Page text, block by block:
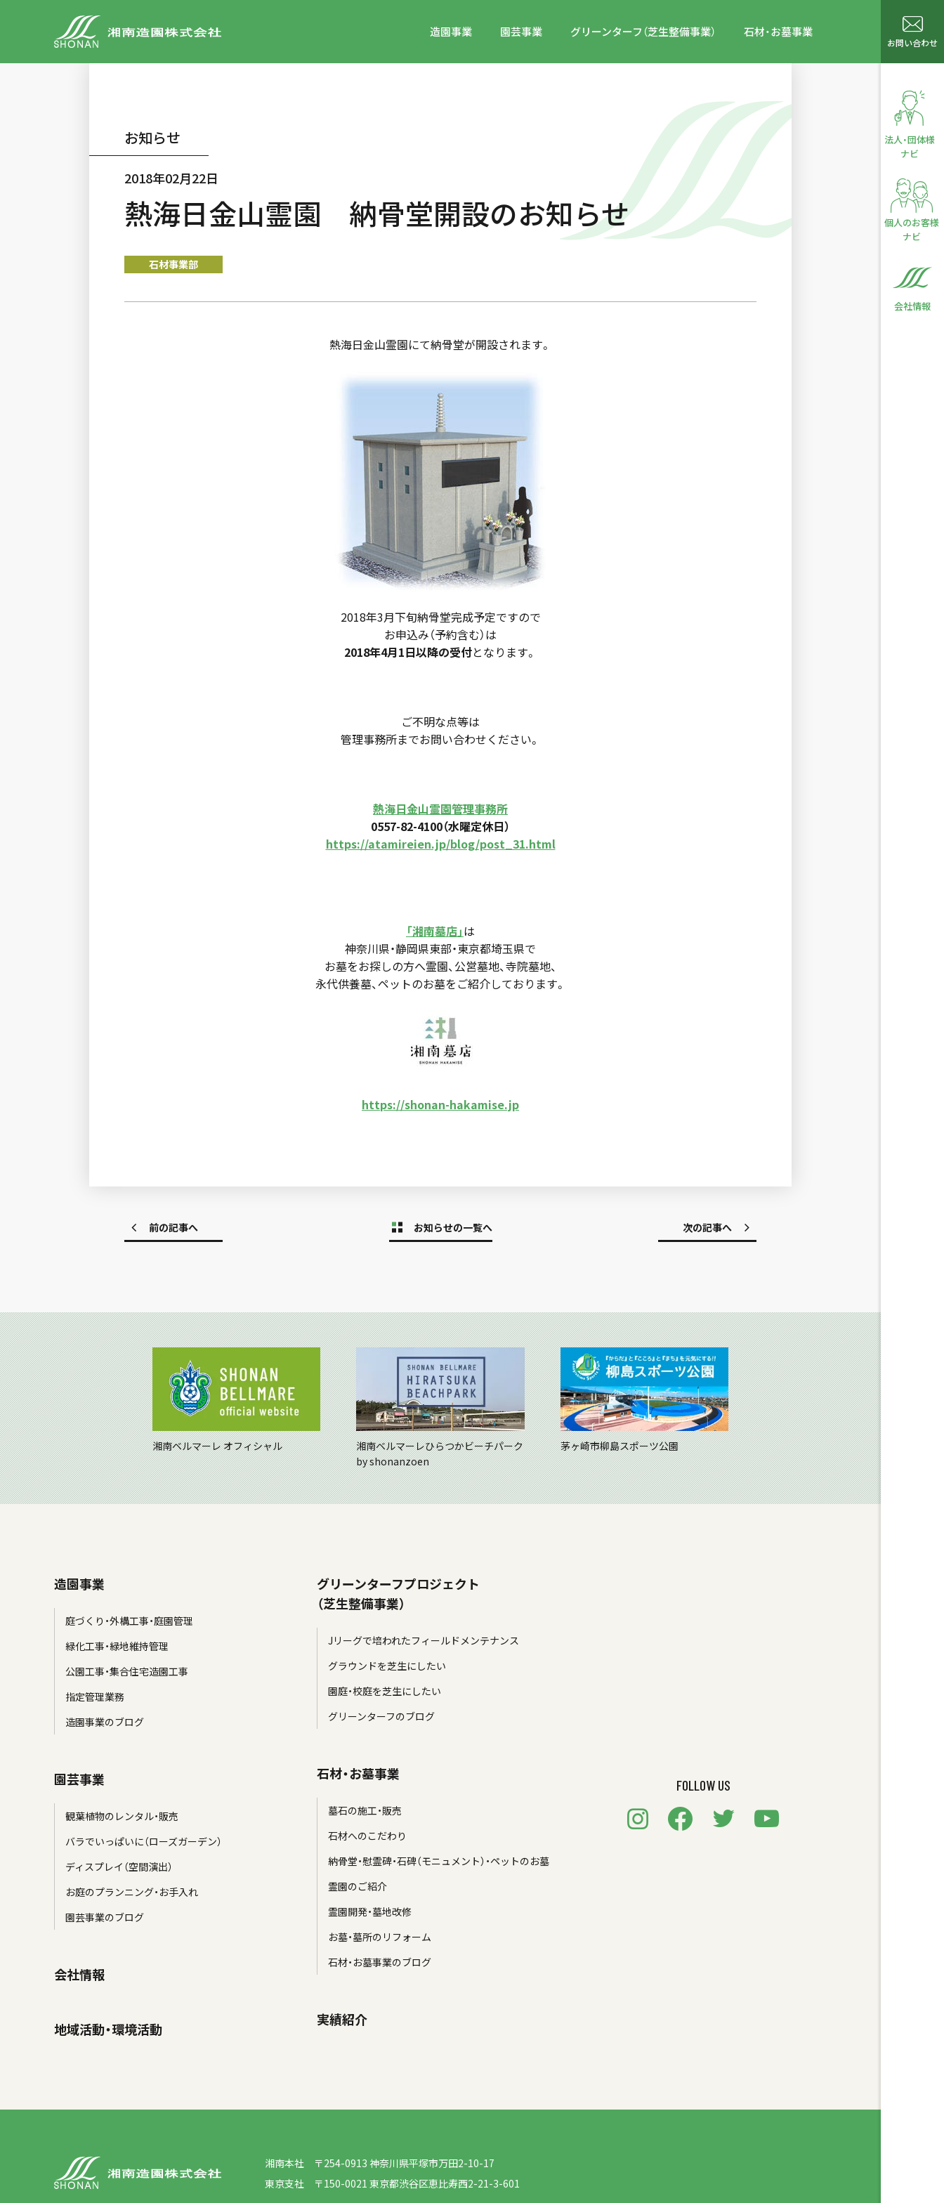
造園事業 園芸事業 グリーンターフ（芝生整備事業） 石材・お墓事業
お問い合わせ
お知らせ
2018年02月22日
熱海日金山霊園 納骨堂開設のお知らせ
石材事業部
熱海日金山霊園にて納骨堂が開設されます。
2018年3月下旬納骨堂完成予定ですので
お申込み（予約含む）は
2018年4月1日以降の受付となります。
ご不明な点等は
管理事務所までお問い合わせください。
熱海日金山霊園管理事務所
0557-82-4100（水曜定休日）
https://atamireien.jp/blog/post_31.html
「湘南墓店」は
神奈川県・静岡県東部・東京都埼玉県で
お墓をお探しの方へ霊園、公営墓地、寺院墓地、
永代供養墓、ペットのお墓をご紹介しております。
https://shonan-hakamise.jp
前の記事へ お知らせの一覧へ 次の記事へ
法人・団体様
ナビ
個人のお客様
ナビ
会社情報
湘南ベルマーレ オフィシャル
湘南ベルマーレひらつかビーチパーク
by shonanzoen
茅ヶ崎市柳島スポーツ公園
造園事業
庭づくり・外構工事・庭園管理
緑化工事・緑地維持管理
公園工事・集合住宅造園工事
指定管理業務
造園事業のブログ
園芸事業
観葉植物のレンタル・販売
バラでいっぱいに（ローズガーデン）
ディスプレイ（空間演出）
お庭のプランニング・お手入れ
園芸事業のブログ
会社情報
地域活動・環境活動
グリーンターフプロジェクト
（芝生整備事業）
Jリーグで培われたフィールドメンテナンス
グラウンドを芝生にしたい
園庭・校庭を芝生にしたい
グリーンターフのブログ
石材・お墓事業
墓石の施工・販売
石材へのこだわり
納骨堂・慰霊碑・石碑（モニュメント）・ペットのお墓
霊園のご紹介
霊園開発・墓地改修
お墓・墓所のリフォーム
石材・お墓事業のブログ
実績紹介
FOLLOW US
湘南本社
〒254-0913 神奈川県平塚市万田2-10-17
東京支社
〒150-0021 東京都渋谷区恵比寿西2-21-3-601